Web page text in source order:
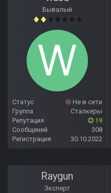
Бывалый
Статус
Не в сети
Группа
Сталкеры
Репутация
19
Сообщений
308
Регистрация
30.10.2022
Raygun
Эксперт